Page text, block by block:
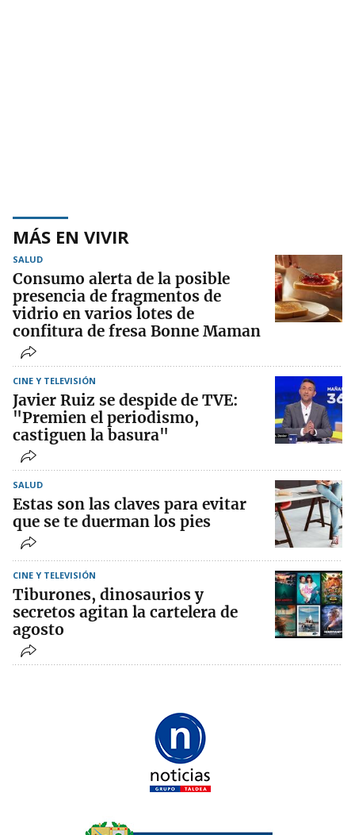
MÁS EN VIVIR
SALUD
Consumo alerta de la posible
presencia de fragmentos de
vidrio en varios lotes de
confitura de fresa Bonne Maman
CINE Y TELEVISIÓN
Javier Ruiz se despide de TVE:
"Premien el periodismo,
castiguen la basura"
SALUD
Estas son las claves para evitar
que se te duerman los pies
CINE Y TELEVISIÓN
Tiburones, dinosaurios y
secretos agitan la cartelera de
agosto